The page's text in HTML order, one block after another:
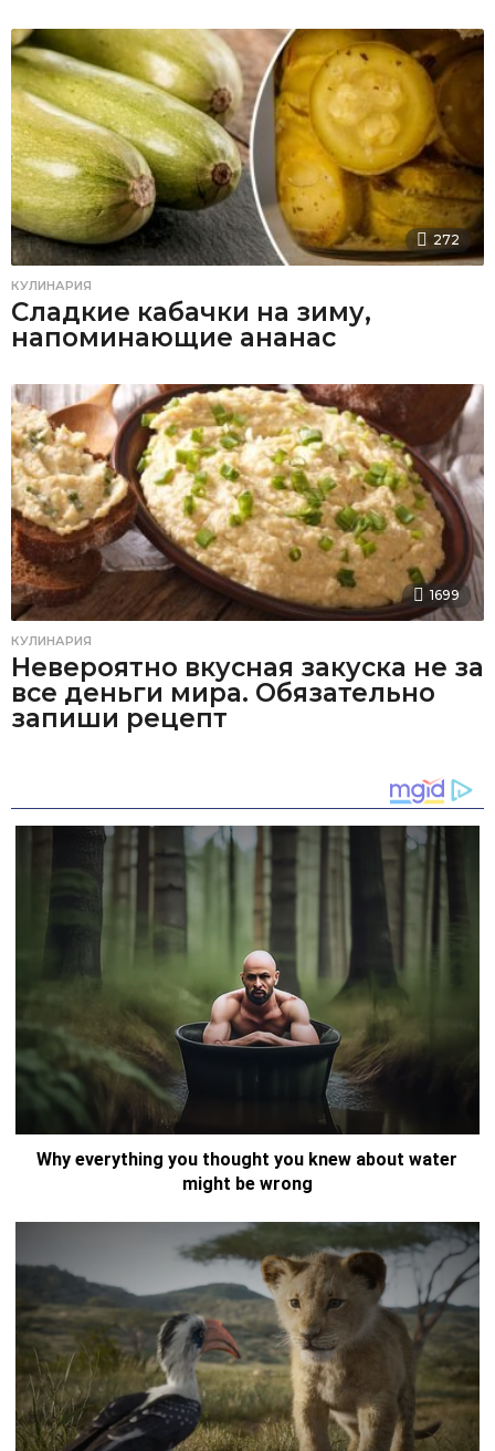
272
КУЛИНАРИЯ
Сладкие кабачки на зиму,
напоминающие ананас
1699
КУЛИНАРИЯ
Невероятно вкусная закуска не за
все деньги мира. Обязательно
запиши рецепт